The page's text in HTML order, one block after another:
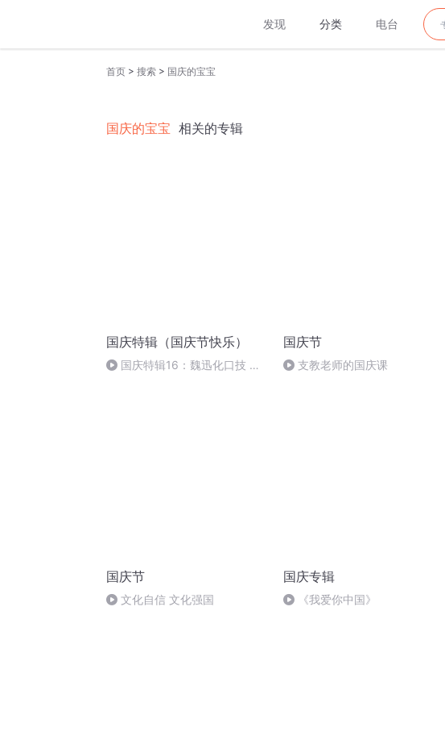
发现 分类 电台
首页 > 搜索 > 国庆的宝宝
国庆的宝宝 相关的专辑
国庆特辑（国庆节快乐）
国庆特辑16：魏迅化口技 二
国庆节
支教老师的国庆课
国庆节
文化自信 文化强国
国庆专辑
《我爱你中国》